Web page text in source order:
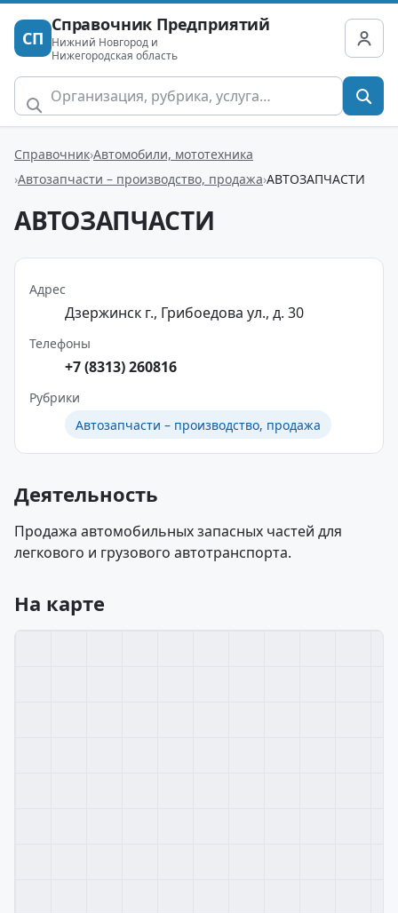
СП
Справочник Предприятий
Нижний Новгород и
Нижегородская область
Справочник Автомобили, мототехника
Автозапчасти – производство, продажа АВТОЗАПЧАСТИ
АВТОЗАПЧАСТИ
Адрес
Дзержинск г., Грибоедова ул., д. 30
Телефоны
+7 (8313) 260816
Рубрики
Автозапчасти – производство, продажа
Деятельность
Продажа автомобильных запасных частей для
легкового и грузового автотранспорта.
На карте